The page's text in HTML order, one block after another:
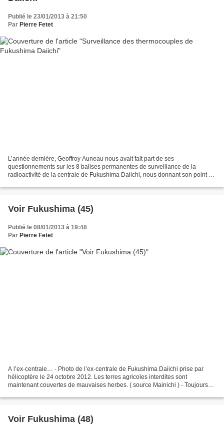
Publié le 23/01/2013 à 21:50
Par Pierre Fetet
L’année dernière, Geoffroy Auneau nous avait fait part de ses
questionnements sur les 8 balises permanentes de surveillance de la
radioactivité de la centrale de Fukushima Daiichi, nous donnant son point de
Voir Fukushima (45)
Publié le 08/01/2013 à 19:48
Par Pierre Fetet
A l’ex-centrale… - Photo de l’ex-centrale de Fukushima Daiichi prise par
hélicoptère le 24 octobre 2012. Les terres agricoles interdites sont
maintenant couvertes de mauvaises herbes. ( source Mainichi ) - Toujours
Voir Fukushima (48)